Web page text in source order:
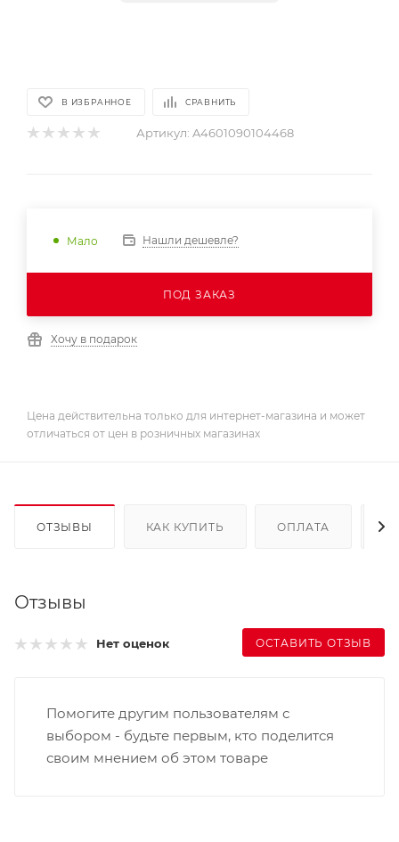
В ИЗБРАННОЕ СРАВНИТЬ
Артикул: A4601090104468
Мало Нашли дешевле?
ПОД ЗАКАЗ
Хочу в подарок
Цена действительна только для интернет-магазина и может
отличаться от цен в розничных магазинах
ОТЗЫВЫ КАК КУПИТЬ ОПЛАТА
Отзывы
Нет оценок ОСТАВИТЬ ОТЗЫВ
Помогите другим пользователям с
выбором - будьте первым, кто поделится
своим мнением об этом товаре